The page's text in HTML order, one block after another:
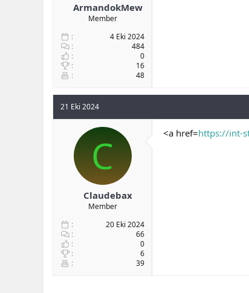
ArmandokMew
Member
4 Eki 2024
484
0
16
48
21 Eki 2024
C
Claudebax
Member
20 Eki 2024
66
0
6
39
<a href=https://int-